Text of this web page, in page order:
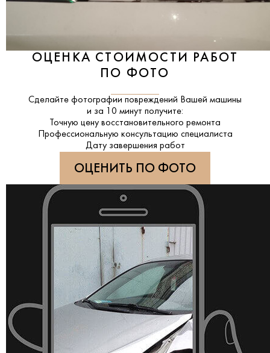
ОЦЕНКА СТОИМОСТИ РАБОТ
ПО ФОТО
Сделайте фотографии повреждений Вашей машины
и за 10 минут получите:
Точную цену восстановительного ремонта
Профессиональную консультацию специалиста
Дату завершения работ
ОЦЕНИТЬ ПО ФОТО